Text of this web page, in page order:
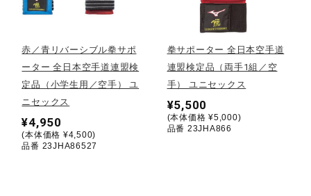
コラボ／ライセンス
セール
赤／青リバーシブル拳サポ
ーター 全日本空手道連盟検
定品（小学生用／空手） ユ
ニセックス
¥4,950
(本体価格 ¥4,500)
品番 23JHA86527
拳サポーター 全日本空手道
連盟検定品（両手1組／空
手） ユニセックス
¥5,500
(本体価格 ¥5,000)
品番 23JHA866